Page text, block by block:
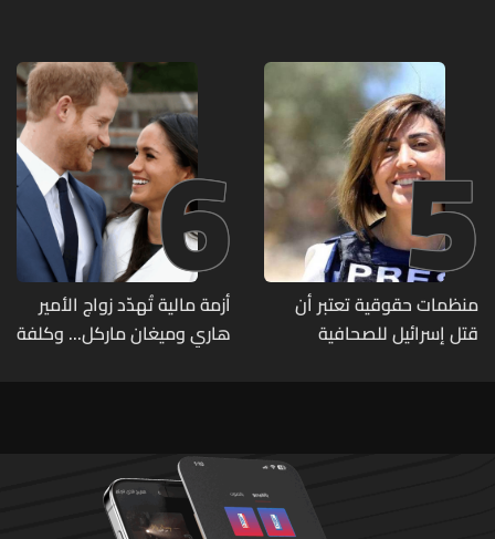
مزروعة بالماريجوانا
5
منظمات حقوقية تعتبر أن
قتل إسرائيل للصحافية
6
أزمة مالية تُهدّد زواج الأمير
هاري وميغان ماركل... وكلفة